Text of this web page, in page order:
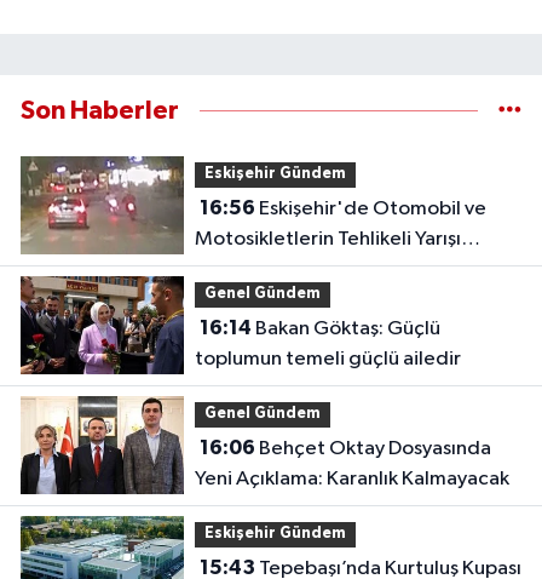
Son Haberler
Eskişehir Gündem
16:56
Motosikletlerin Tehlikeli Yarışı
Kamerada
Genel Gündem
16:14
toplumun temeli güçlü ailedir
Genel Gündem
16:06
Yeni Açıklama: Karanlık Kalmayacak
Eskişehir Gündem
15:43